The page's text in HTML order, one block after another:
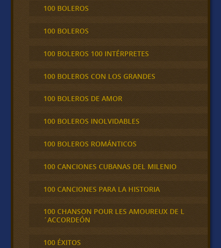
100 BOLEROS
100 BOLEROS
100 BOLEROS 100 INTÉRPRETES
100 BOLEROS CON LOS GRANDES
100 BOLEROS DE AMOR
100 BOLEROS INOLVIDABLES
100 BOLEROS ROMÁNTICOS
100 CANCIONES CUBANAS DEL MILENIO
100 CANCIONES PARA LA HISTORIA
100 CHANSON POUR LES AMOUREUX DE L
´ACCORDEÓN
100 ÉXITOS